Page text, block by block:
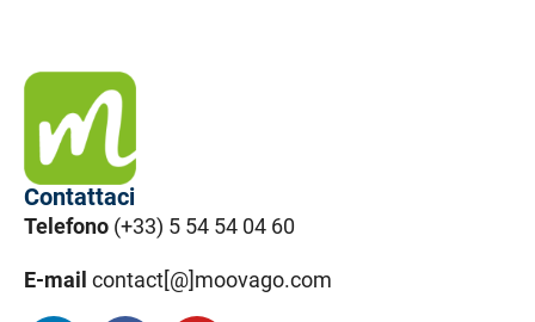
Contattaci
Telefono (+33) 5 54 54 04 60
E-mail contact[@]moovago.com